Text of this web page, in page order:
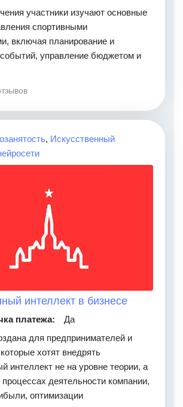
участники изучают основные
спортивными
включая планирование и
управление бюджетом и
, Искусственный
интеллект в бизнесе
платежа:
Да
для предпринимателей и
хотят внедрять
интеллект не на уровне теории, а
процессах деятельности компании,
оптимизации